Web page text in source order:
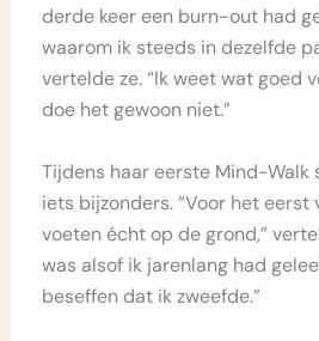
derde keer een burn-out had
waarom ik steeds in dezelfde
vertelde ze. “Ik weet wat goed
doe het gewoon niet.”
Tijdens haar eerste Mind-Walk
iets bijzonders. “Voor het eerst
voeten écht op de grond,”
was alsof ik jarenlang had
beseffen dat ik zweefde.”